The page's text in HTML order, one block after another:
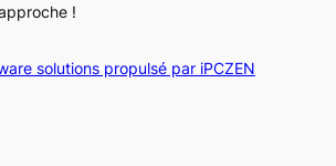
!
solutions propulsé par iPCZEN